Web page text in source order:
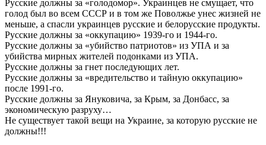
Русские должны за «голодомор». Украинцев не смущает, что
голод был во всем СССР и в том же Поволжье унес жизней не
меньше, а спасли украинцев русские и белорусские продукты.
Русские должны за «оккупацию» 1939-го и 1944-го.
Русские должны за «убийство патриотов» из УПА и за
убийства мирных жителей подонками из УПА.
Русские должны за гнет последующих лет.
Русские должны за «вредительство и тайную оккупацию»
после 1991-го.
Русские должны за Януковича, за Крым, за Донбасс, за
экономическую разруху…
Не существует такой вещи на Украине, за которую русские не
должны!!!